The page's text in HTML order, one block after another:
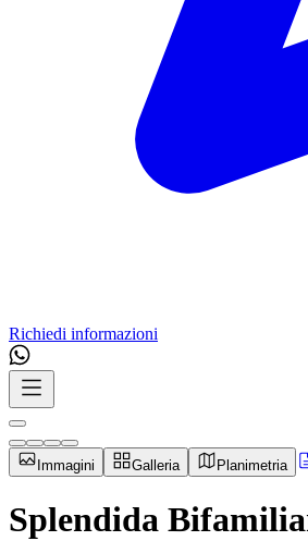
Richiedi informazioni
Immagini Galleria Planimetria
Splendida